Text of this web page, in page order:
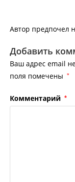
Автор предпочел
Добавить
Ваш адрес email
поля помечены *
Комментарий *